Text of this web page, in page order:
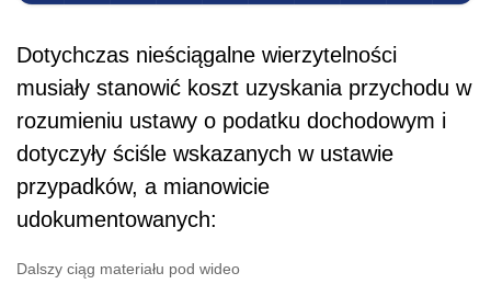
Dotychczas nieściągalne wierzytelności
musiały stanowić koszt uzyskania przychodu w
rozumieniu ustawy o podatku dochodowym i
dotyczyły ściśle wskazanych w ustawie
przypadków, a mianowicie
udokumentowanych:
Dalszy ciąg materiału pod wideo